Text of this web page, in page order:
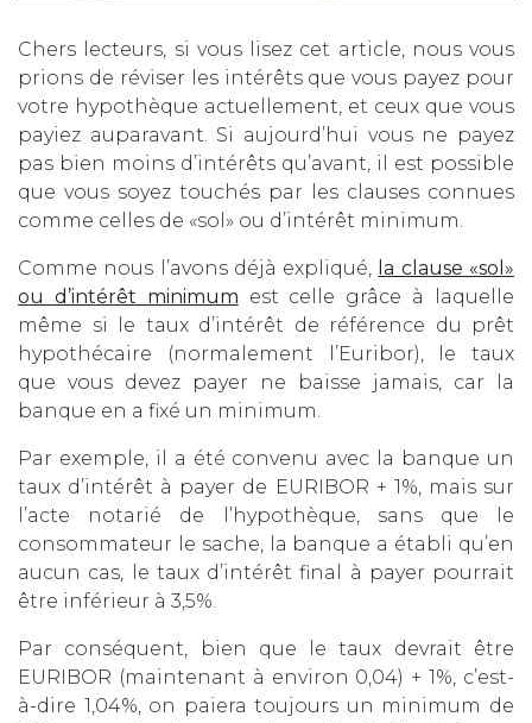
Chers lecteurs, si vous lisez cet article, nous vous
prions de réviser les intérêts que vous payez pour
votre hypothèque actuellement, et ceux que vous
payiez auparavant. Si aujourd’hui vous ne payez
pas bien moins d’intérêts qu’avant, il est possible
que vous soyez touchés par les clauses connues
comme celles de «sol» ou d’intérêt minimum.
Comme nous l’avons déjà expliqué,
la clause «sol»
ou d’intérêt minimum est celle grâce à laquelle
même si le taux d’intérêt de référence du prêt
hypothécaire (normalement l’Euribor), le taux
que vous devez payer ne baisse jamais, car la
banque en a fixé un minimum.
Par exemple, il a été convenu avec la banque un
taux d’intérêt à payer de EURIBOR + 1%, mais sur
l’acte notarié de l’hypothèque, sans que le
consommateur le sache, la banque a établi qu’en
aucun cas, le taux d’intérêt final à payer pourrait
être inférieur à 3,5%.
Par conséquent, bien que le taux devrait être
EURIBOR (maintenant à environ 0,04) + 1%, c’est-
à-dire 1,04%, on paiera toujours un minimum de